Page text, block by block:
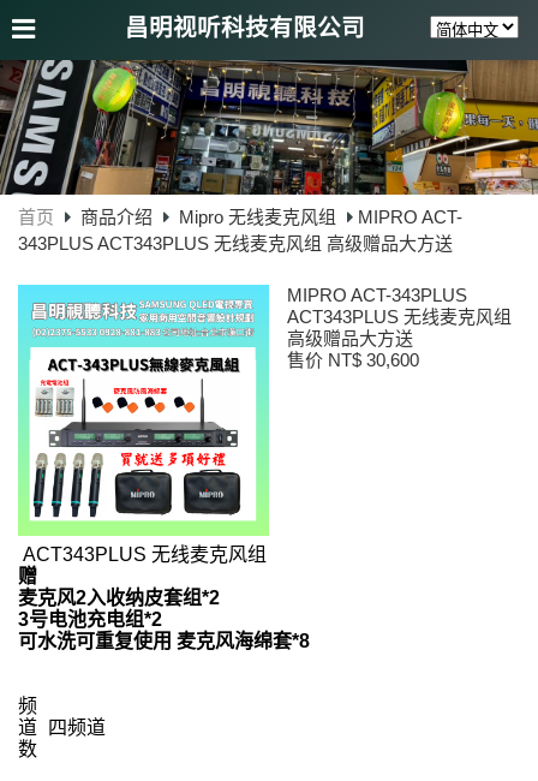
昌明视听科技有限公司
首页 商品介绍 Mipro 无线麦克风组
MIPRO ACT-
343PLUS ACT343PLUS 无线麦克风组 高级赠品大方送
MIPRO ACT-343PLUS
ACT343PLUS 无线麦克风组
高级赠品大方送
售价 NT$ 30,600
ACT343PLUS 无线麦克风组
赠
麦克风2入收纳皮套组*2
3号电池充电组*2
可水洗可重复使用 麦克风海绵套*8
频
道
数
四频道